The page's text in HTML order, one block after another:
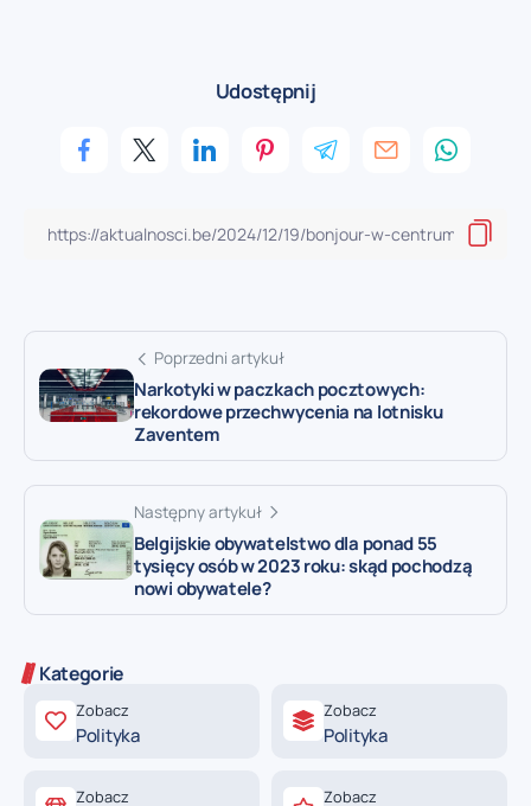
Udostępnij
Poprzedni artykuł
Narkotyki w paczkach pocztowych:
rekordowe przechwycenia na lotnisku
Zaventem
Następny artykuł
Belgijskie obywatelstwo dla ponad 55
tysięcy osób w 2023 roku: skąd pochodzą
nowi obywatele?
Kategorie
Zobacz
Polityka
Zobacz
Polityka
Zobacz Zobacz